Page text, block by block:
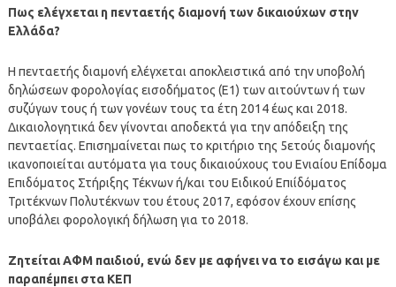
Πως ελέγχεται η πενταετής διαμονή των δικαιούχων στην
Ελλάδα?
Η πενταετής διαμονή ελέγχεται αποκλειστικά από την υποβολή
δηλώσεων φορολογίας εισοδήματος (Ε1) των αιτούντων ή των
συζύγων τους ή των γονέων τους τα έτη 2014 έως και 2018.
Δικαιολογητικά δεν γίνονται αποδεκτά για την απόδειξη της
πενταετίας. Επισημαίνεται πως το κριτήριο της 5ετούς διαμονής
ικανοποιείται αυτόματα για τους δικαιούχους του Ενιαίου Επίδομα
Επιδόματος Στήριξης Τέκνων ή/και του Ειδικού Επιίδόματος
Τριτέκνων Πολυτέκνων του έτους 2017, εφόσον έχουν επίσης
υποβάλει φορολογική δήλωση για το 2018.
Ζητείται ΑΦΜ παιδιού, ενώ δεν με αφήνει να το εισάγω και με
παραπέμπει στα ΚΕΠ